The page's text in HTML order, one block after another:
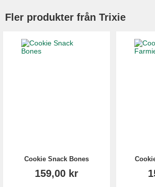
Fler produkter från Trixie
Cookie Snack Bones
159,00 kr